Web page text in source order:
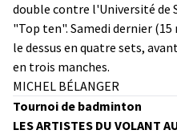
double contre l'Université de
"Top ten". Samedi dernier
le dessus en quatre sets,
en trois manches.
MICHEL BÉLANGER
Tournoi de badminton
LES ARTISTES DU VOLANT